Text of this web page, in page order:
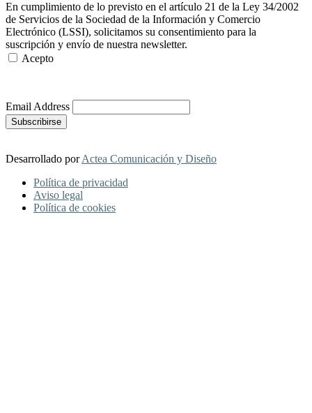
En cumplimiento de lo previsto en el artículo 21 de la Ley 34/2002
de Servicios de la Sociedad de la Información y Comercio
Electrónico (LSSI), solicitamos su consentimiento para la
suscripción y envío de nuestra newsletter.
Acepto
Email Address
Desarrollado porActea Comunicación y Diseño
Política de privacidad
Aviso legal
Política de cookies